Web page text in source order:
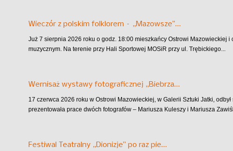
Wieczór z polskim folklorem – „Mazowsze”…
Już 7 sierpnia 2026 roku o godz. 18:00 mieszkańcy Ostrowi Mazowieckiej
muzycznym. Na terenie przy Hali Sportowej MOSiR przy ul. Trębickiego...
Wernisaż wystawy fotograficznej „Biebrza…
17 czerwca 2026 roku w Ostrowi Mazowieckiej, w Galerii Sztuki Jatki,
prezentowała prace dwóch fotografów – Mariusza Kuleszy i Mariusza
Festiwal Teatralny „Dionizje” po raz pie…